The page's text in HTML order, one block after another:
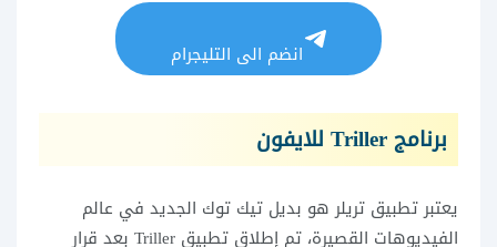
انضم الى التليجرام
برنامج Triller للايفون
يعتبر تطبيق تريلر هو بديل تيك توك الجديد في عالم
الفيديوهات القصيرة، تم إطلاق تطبيق Triller بعد قرار